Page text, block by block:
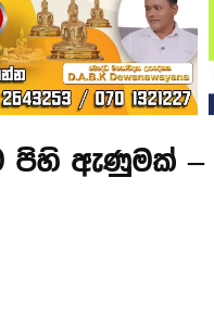
පිහි ඇණුමක් –